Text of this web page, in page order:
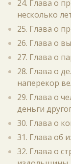
24. Глава о
несколько
25. Глава о
26. Глава о
27. Глава о
28. Глава о
наперекор
29. Глава о
деньги
30. Глава о
31. Глава об
32. Глава о